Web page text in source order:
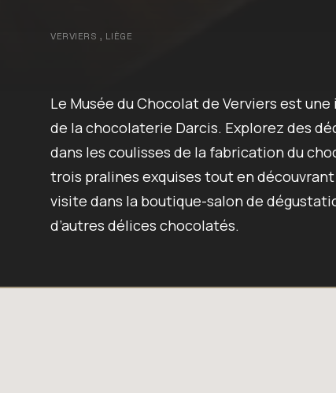
VERVIERS , LIÈGE
Le Musée du Chocolat de Verviers est
de la chocolaterie Darcis. Explorez des
dans les coulisses de la fabrication du
trois pralines exquises tout en
visite dans la boutique-salon de
d’autres délices chocolatés.